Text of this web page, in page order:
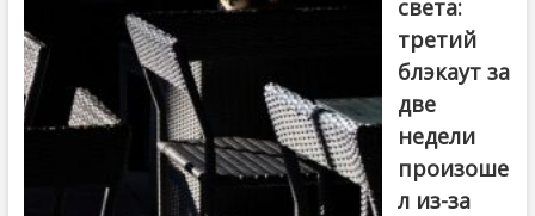
света:
третий
блэкаут за
две
недели
произоше
л из-за